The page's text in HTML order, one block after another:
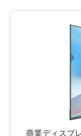
商業ディスプ